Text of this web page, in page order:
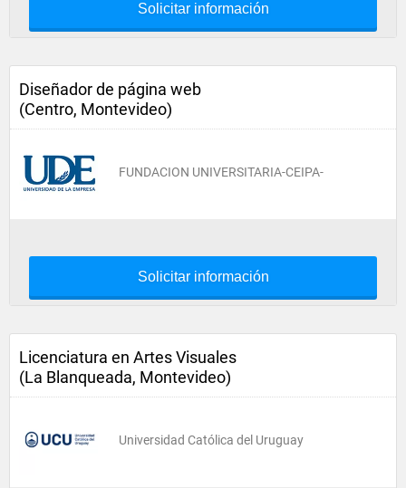
Solicitar información
Diseñador de página web
(Centro, Montevideo)
FUNDACION UNIVERSITARIA-CEIPA-
Solicitar información
Licenciatura en Artes Visuales
(La Blanqueada, Montevideo)
Universidad Católica del Uruguay